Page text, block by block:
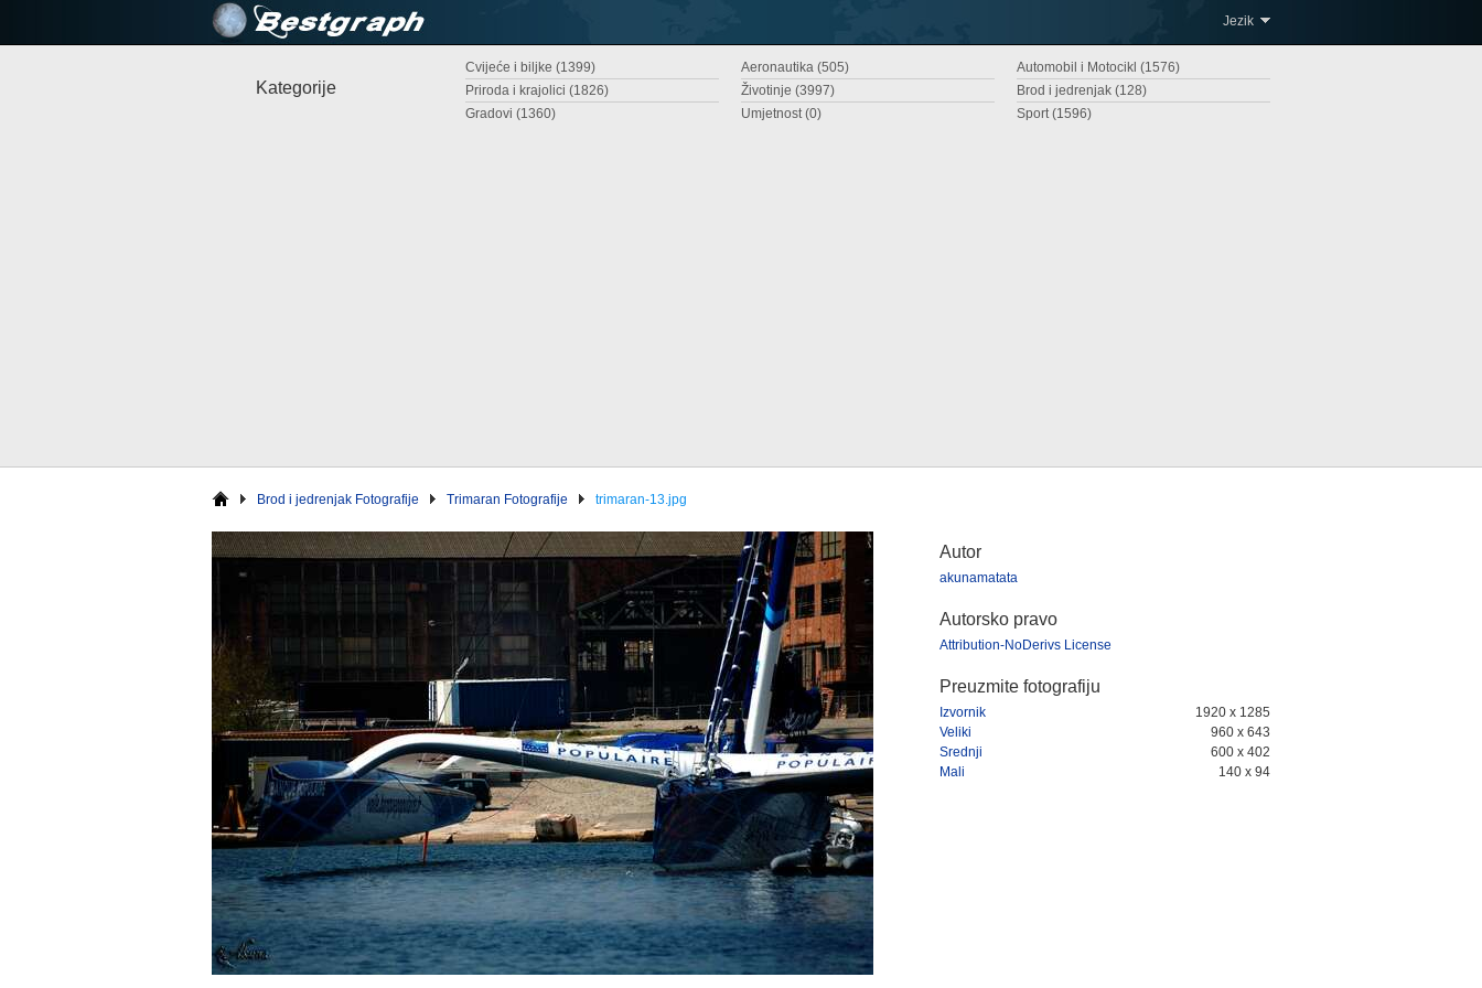
Jezik
Kategorije
Automobil i Motocikl (1576)
Aeronautika (505)
Cvijeće i biljke (1399)
Brod i jedrenjak (128)
Životinje (3997)
Priroda i krajolici (1826)
Sport (1596)
Umjetnost (0)
Gradovi (1360)
Brod i jedrenjak Fotografije Trimaran Fotografije trimaran-13.jpg
Autor
akunamatata
Autorsko pravo
Attribution-NoDerivs License
Preuzmite fotografiju
Izvornik
1920 x 1285
Veliki
960 x 643
Srednji
600 x 402
Mali
140 x 94